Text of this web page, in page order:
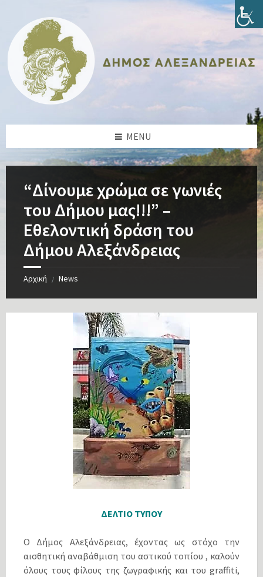
content
sidebar
sidebar
footer
MENU
“Δίνουμε χρώμα σε γωνιές
του Δήμου μας!!!” –
Εθελοντική δράση του
Δήμου Αλεξάνδρειας
Αρχική / News
ΔΕΛΤΙΟ ΤΥΠΟΥ
Ο Δήμος Αλεξάνδρειας, έχοντας ως στόχο την
αισθητική αναβάθμιση του αστικού τοπίου , καλούν
όλους τους φίλους της ζωγραφικής και του graffiti,